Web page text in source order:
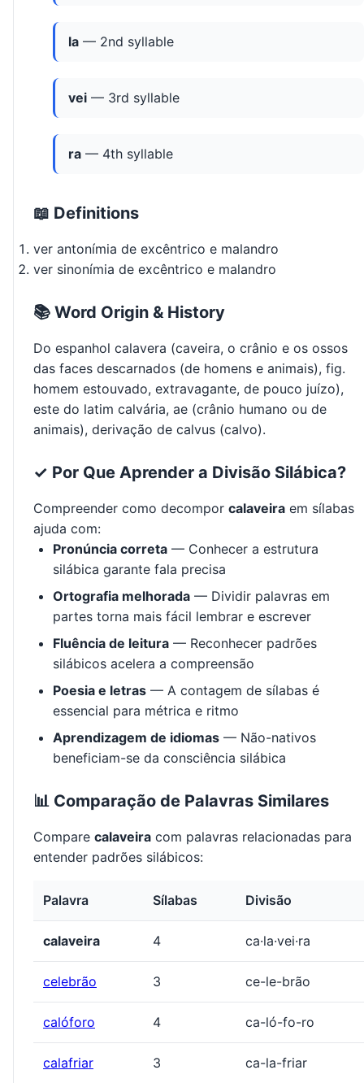
la — 2nd syllable
vei — 3rd syllable
ra — 4th syllable
📖 Definitions
ver antonímia de excêntrico e malandro
ver sinonímia de excêntrico e malandro
📚 Word Origin & History
Do espanhol calavera (caveira, o crânio e os ossos
das faces descarnados (de homens e animais), fig.
homem estouvado, extravagante, de pouco juízo),
este do latim calvária, ae (crânio humano ou de
animais), derivação de calvus (calvo).
✓ Por Que Aprender a Divisão Silábica?
Compreender como decompor calaveira em sílabas
ajuda com:
Pronúncia correta — Conhecer a estrutura
silábica garante fala precisa
Ortografia melhorada — Dividir palavras em
partes torna mais fácil lembrar e escrever
Fluência de leitura — Reconhecer padrões
silábicos acelera a compreensão
Poesia e letras — A contagem de sílabas é
essencial para métrica e ritmo
Aprendizagem de idiomas — Não-nativos
beneficiam-se da consciência silábica
📊 Comparação de Palavras Similares
Compare calaveira com palavras relacionadas para
entender padrões silábicos:
Palavra Sílabas Divisão
calaveira 4 ca·la·vei·ra
celebrão 3 ce-le-brão
calóforo 4 ca-ló-fo-ro
calafriar 3 ca-la-friar